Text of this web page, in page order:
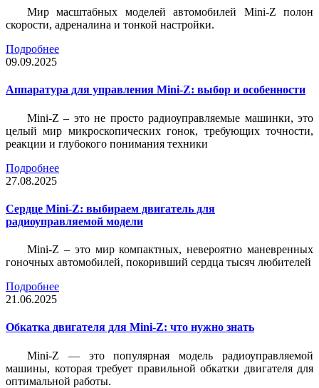
Мир масштабных моделей автомобилей Mini-Z полон
скорости, адреналина и тонкой настройки.
Подробнее
09.09.2025
Аппаратура для управления Mini-Z: выбор и особенности
Mini-Z – это не просто радиоуправляемые машинки, это
целый мир микроскопических гонок, требующих точности,
реакции и глубокого понимания техники
Подробнее
27.08.2025
Сердце Mini-Z: выбираем двигатель для
радиоуправляемой модели
Mini-Z – это мир компактных, невероятно маневренных
гоночных автомобилей, покоривший сердца тысяч любителей
Подробнее
21.06.2025
Обкатка двигателя для Mini-Z: что нужно знать
Mini-Z — это популярная модель радиоуправляемой
машины, которая требует правильной обкатки двигателя для
оптимальной работы.